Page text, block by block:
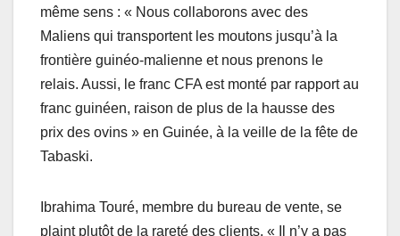
même sens : « Nous collaborons avec des
Maliens qui transportent les moutons jusqu’à la
frontière guinéo-malienne et nous prenons le
relais. Aussi, le franc CFA est monté par rapport au
franc guinéen, raison de plus de la hausse des
prix des ovins » en Guinée, à la veille de la fête de
Tabaski.
Ibrahima Touré, membre du bureau de vente, se
plaint plutôt de la rareté des clients. « Il n’y a pas